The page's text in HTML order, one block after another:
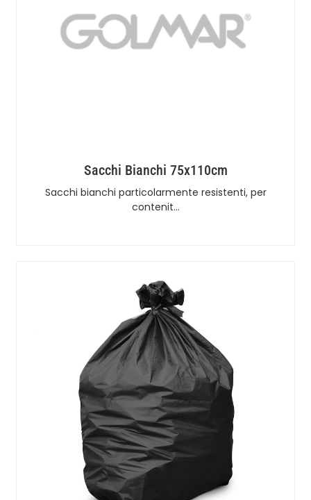
Sacchi Bianchi 75x110cm
Sacchi bianchi particolarmente resistenti, per
contenit…